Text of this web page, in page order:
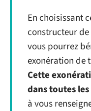
En choisissant
constructeur
vous pourrez
exonération de
Cette
dans toutes
à vous